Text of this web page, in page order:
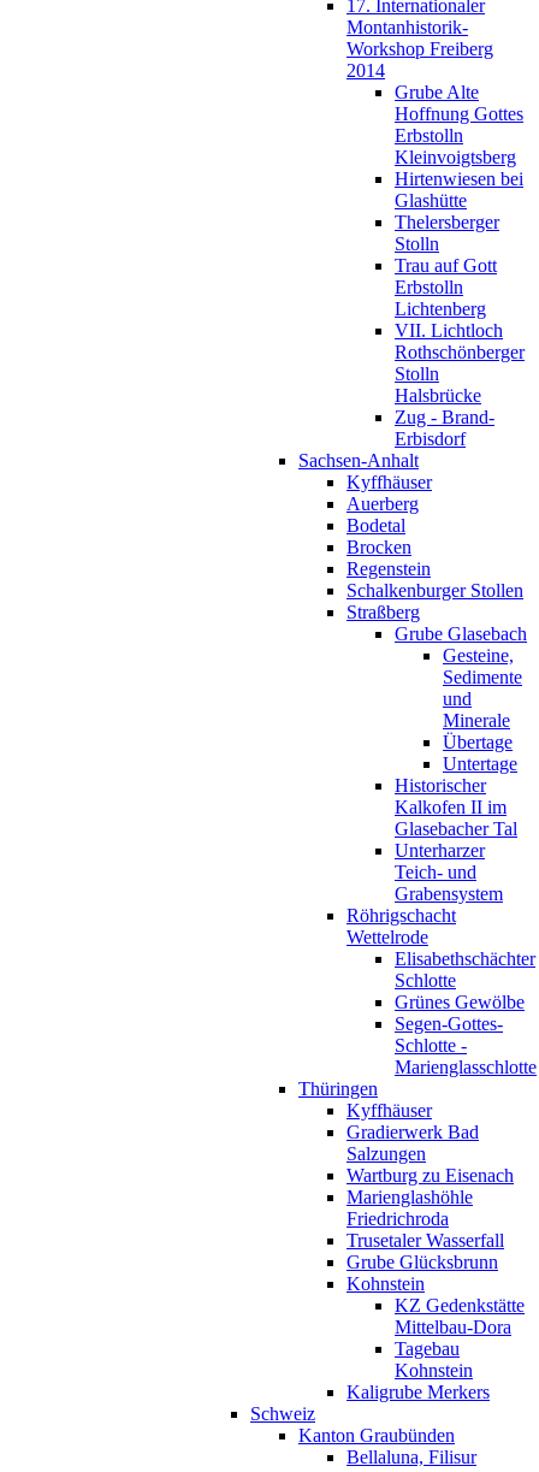
17. Internationaler
Montanhistorik-
Workshop Freiberg
2014
Grube Alte
Hoffnung Gottes
Erbstolln
Kleinvoigtsberg
Hirtenwiesen bei
Glashütte
Thelersberger
Stolln
Trau auf Gott
Erbstolln
Lichtenberg
VII. Lichtloch
Rothschönberger
Stolln
Halsbrücke
Zug - Brand-
Erbisdorf
Sachsen-Anhalt
Kyffhäuser
Auerberg
Bodetal
Brocken
Regenstein
Schalkenburger Stollen
Straßberg
Grube Glasebach
Gesteine,
Sedimente
und
Minerale
Übertage
Untertage
Historischer
Kalkofen II im
Glasebacher Tal
Unterharzer
Teich- und
Grabensystem
Röhrigschacht
Wettelrode
Elisabethschächter
Schlotte
Grünes Gewölbe
Segen-Gottes-
Schlotte -
Marienglasschlotte
Thüringen
Kyffhäuser
Gradierwerk Bad
Salzungen
Wartburg zu Eisenach
Marienglashöhle
Friedrichroda
Trusetaler Wasserfall
Grube Glücksbrunn
Kohnstein
KZ Gedenkstätte
Mittelbau-Dora
Tagebau
Kohnstein
Kaligrube Merkers
Schweiz
Kanton Graubünden
Bellaluna, Filisur